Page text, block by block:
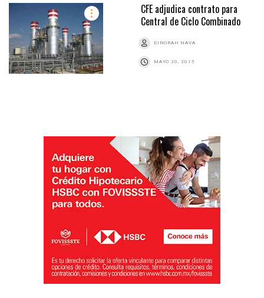
CFE adjudica contrato para
Central de Ciclo Combinado
DINORAH NAVA
MAYO 20, 2015